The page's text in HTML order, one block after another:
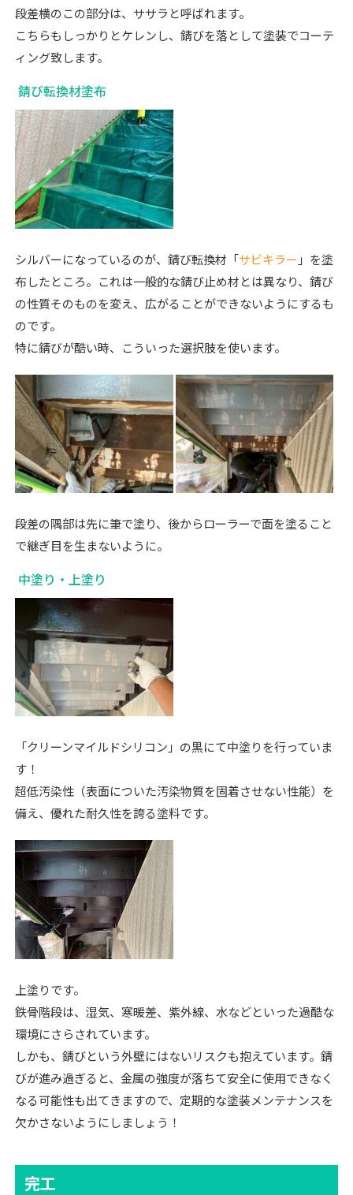
段差横のこの部分は、ササラと呼ばれます。
こちらもしっかりとケレンし、錆びを落として塗装でコーテ
ィング致します。
錆び転換材塗布
シルバーになっているのが、錆び転換材「サビキラー 」を塗
布したところ。これは一般的な錆び止め材とは異なり、錆び
の性質そのものを変え、広がることができないようにするも
のです。
特に錆びが酷い時、こういった選択肢を使います。
段差の隅部は先に筆で塗り、後からローラーで面を塗ること
で継ぎ目を生まないように。
中塗り・上塗り
「クリーンマイルドシリコン」の黒にて中塗りを行っていま
す！
超低汚染性（表面についた汚染物質を固着させない性能）を
備え、優れた耐久性を誇る塗料です。
上塗りです。
鉄骨階段は、湿気、寒暖差、紫外線、水などといった過酷な
環境にさらされています。
しかも、錆びという外壁にはないリスクも抱えています。錆
びが進み過ぎると、金属の強度が落ちて安全に使用できなく
なる可能性も出てきますので、定期的な塗装メンテナンスを
欠かさないようにしましょう！
完工